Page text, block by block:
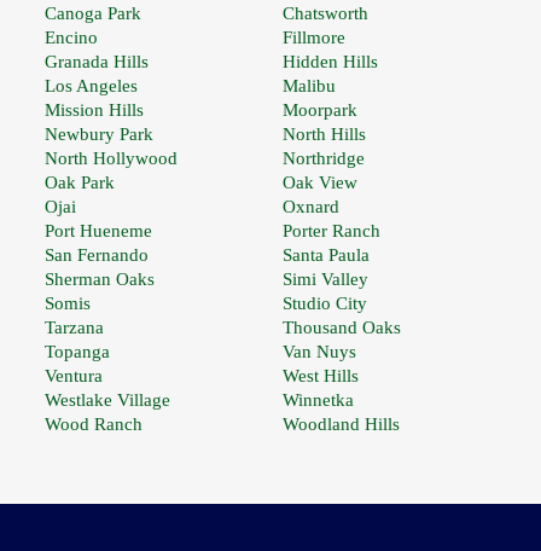
Canoga Park
Chatsworth
Encino
Fillmore
Granada Hills
Hidden Hills
Los Angeles
Malibu
Mission Hills
Moorpark
Newbury Park
North Hills
North Hollywood
Northridge
Oak Park
Oak View
Ojai
Oxnard
Port Hueneme
Porter Ranch
San Fernando
Santa Paula
Sherman Oaks
Simi Valley
Somis
Studio City
Tarzana
Thousand Oaks
Topanga
Van Nuys
Ventura
West Hills
Westlake Village
Winnetka
Wood Ranch
Woodland Hills